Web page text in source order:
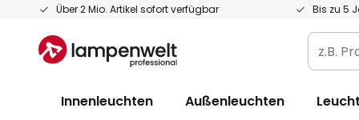
Über 2 Mio. Artikel sofort verfügbar Bis zu 5
Zum
springen
z.B.
Produkt,
EAN
Innenleuchten Außenleuchten